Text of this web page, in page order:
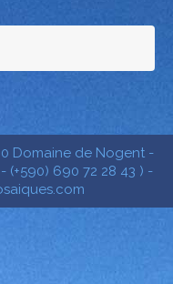
Domaine de Nogent -
(+590) 690 72 28 43 ) -